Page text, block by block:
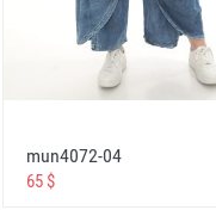
сайт
mun4072-04
65 $